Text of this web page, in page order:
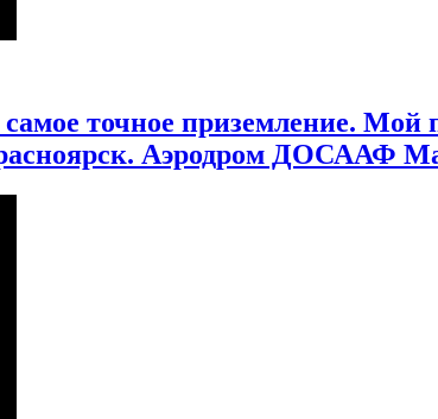
точное приземление.
Аэродром ДОСААФ